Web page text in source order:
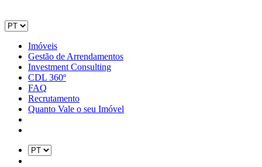
Imóveis
Gestão de Arrendamentos
Investment Consulting
CDL 360º
FAQ
Recrutamento
Quanto Vale o seu Imóvel